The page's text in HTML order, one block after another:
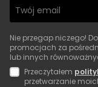
Nie przegap niczego!
promocjach za
lub innych
Przeczytałem
przetwarzanie